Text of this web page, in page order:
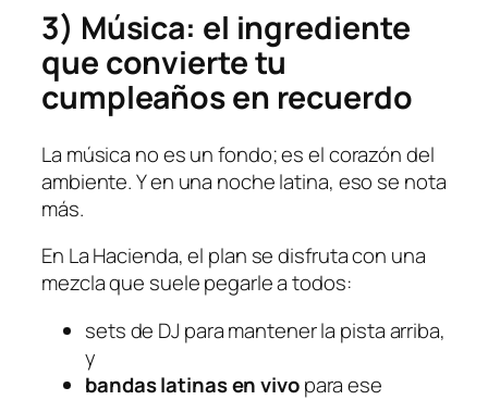
3) Música: el ingrediente
que convierte tu
cumpleaños en recuerdo
La música no es un fondo; es el corazón del
ambiente. Y en una noche latina, eso se nota
más.
En La Hacienda, el plan se disfruta con una
mezcla que suele pegarle a todos:
sets de DJ para mantener la pista arriba,
y
bandas latinas en vivopara ese